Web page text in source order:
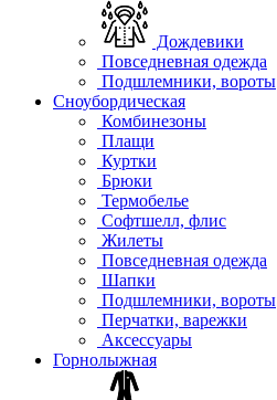
Дождевики
Повседневная одежда
Подшлемники, вороты
Сноубордическая
Комбинезоны
Плащи
Куртки
Брюки
Термобелье
Софтшелл, флис
Жилеты
Повседневная одежда
Шапки
Подшлемники, вороты
Перчатки, варежки
Аксессуары
Горнолыжная